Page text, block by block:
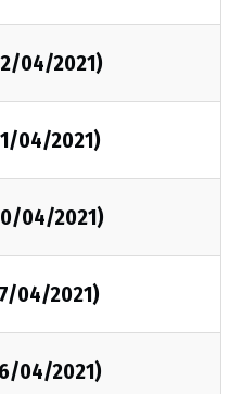
04/2021)
04/2021)
04/2021)
04/2021)
04/2021)